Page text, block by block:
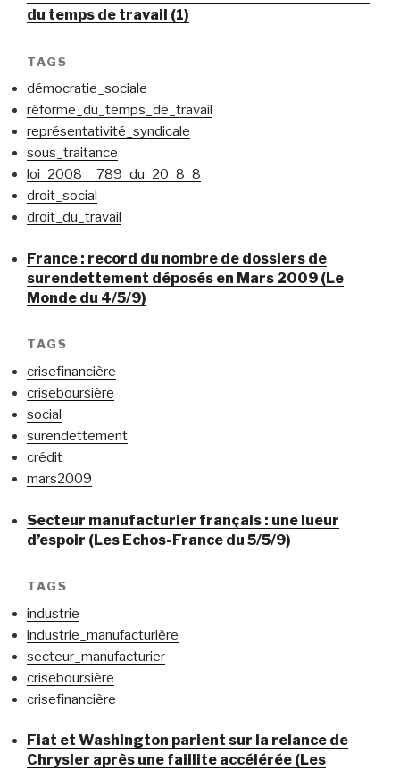
du temps de travail (1)
TAGS
démocratie_sociale
réforme_du_temps_de_travail
représentativité_syndicale
sous_traitance
loi_2008__789_du_20_8_8
droit_social
droit_du_travail
France : record du nombre de dossiers de
surendettement déposés en Mars 2009 (Le
Monde du 4/5/9)
TAGS
crisefinancière
criseboursière
social
surendettement
crédit
mars2009
Secteur manufacturier français : une lueur
d’espoir (Les Echos-France du 5/5/9)
TAGS
industrie
industrie_manufacturière
secteur_manufacturier
criseboursière
crisefinancière
Fiat et Washington parient sur la relance de
Chrysler après une faillite accélérée (Les